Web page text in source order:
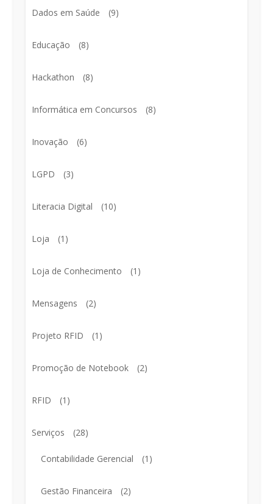
Dados em Saúde (9)
Educação (8)
Hackathon (8)
Informática em Concursos (8)
Inovação (6)
LGPD (3)
Literacia Digital (10)
Loja (1)
Loja de Conhecimento (1)
Mensagens (2)
Projeto RFID (1)
Promoção de Notebook (2)
RFID (1)
Serviços (28)
Contabilidade Gerencial (1)
Gestão Financeira (2)